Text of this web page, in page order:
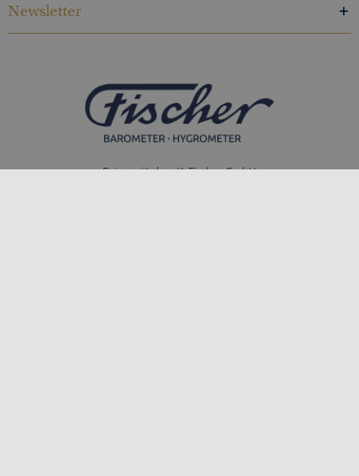
Feingerätebau K. Fischer GmbH
Newsletter